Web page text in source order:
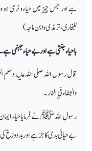
ہے اور جس چیز میں حیاء و نرمی
للبخاری، ترمذی وابن ماجہ)
با حیاء جنتی ہے اور بے حیاء جہنمی
قال رسول الله صلى الله عليه وسلم
والجفاء في النار۔
رسول اللہ ﷺ نے فرمایا حیاء
بے حیائی بدی کا جز ہے اور بد